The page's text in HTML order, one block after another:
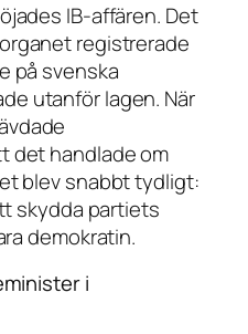
IB-affären. Det
registrerade
på svenska
utanför lagen. När
det handlade om
blev snabbt tydligt:
skydda partiets
demokratin.
i